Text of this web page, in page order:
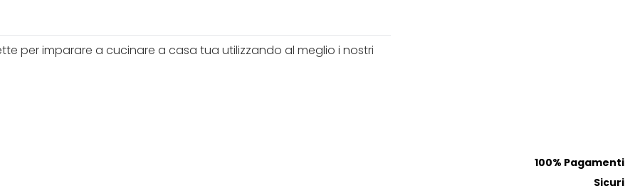
per imparare a cucinare a casa tua utilizzando al meglio i nostri
100% Pagamenti
Sicuri